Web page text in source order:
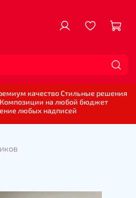
качество Стильные решения
Композиции на любой бюджет
любых надписей